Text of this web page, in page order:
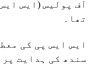
آف پولیس (ایس
تھا۔
ایس ایس پی کی
سندھ کی ہدایت پر